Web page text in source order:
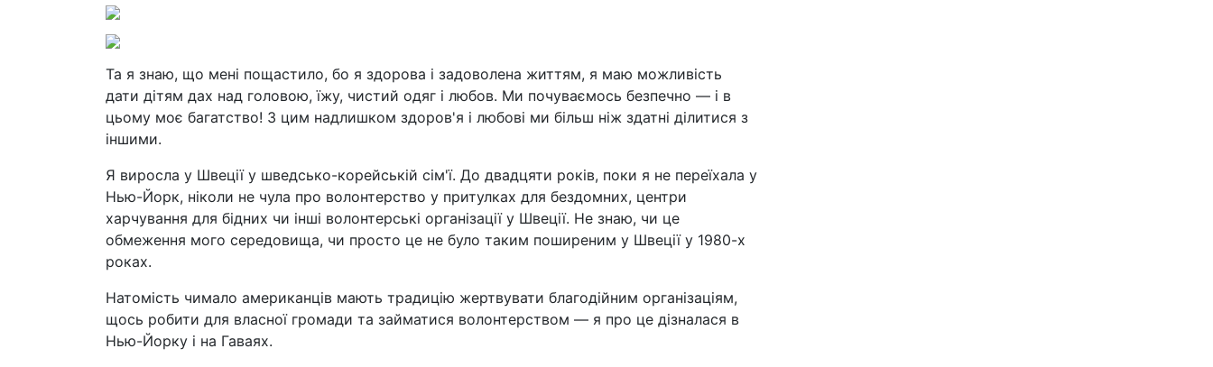
Та я знаю, що мені пощастило, бо я здорова і задоволена життям, я маю можливість
дати дітям дах над головою, їжу, чистий одяг і любов. Ми почуваємось безпечно — і в
цьому моє багатство! З цим надлишком здоров'я і любові ми більш ніж здатні ділитися з
іншими.
Я виросла у Швеції у шведсько-корейській сім'ї. До двадцяти років, поки я не переїхала у
Нью-Йорк, ніколи не чула про волонтерство у притулках для бездомних, центри
харчування для бідних чи інші волонтерські організації у Швеції. Не знаю, чи це
обмеження мого середовища, чи просто це не було таким поширеним у Швеції у 1980-х
роках.
Натомість чимало американців мають традицію жертвувати благодійним організаціям,
щось робити для власної громади та займатися волонтерством — я про це дізналася в
Нью-Йорку і на Гаваях.